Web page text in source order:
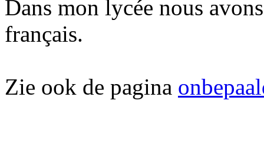
Dans mon lycée nous
français.
Zie ook de pagina